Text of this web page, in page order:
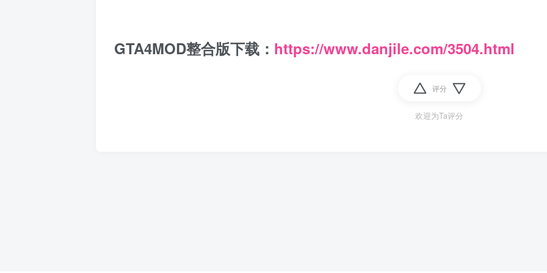
GTA4MOD整合版下载： https://www.danjile.com/3504.html
评分
欢迎为Ta评分